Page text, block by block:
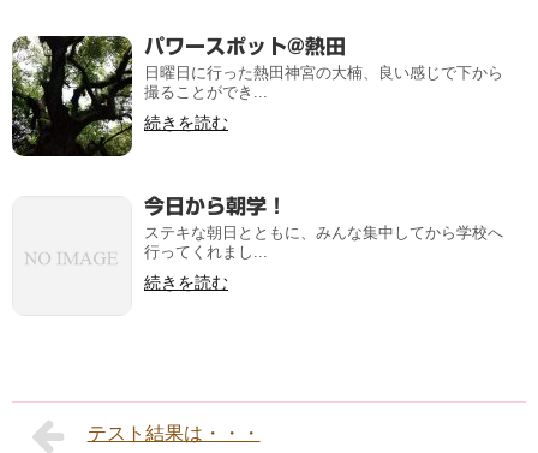
パワースポット@熱田
日曜日に行った熱田神宮の大楠、良い感じで下から
撮ることができ...
続きを読む
今日から朝学！
ステキな朝日とともに、みんな集中してから学校へ
行ってくれまし...
続きを読む
テスト結果は・・・